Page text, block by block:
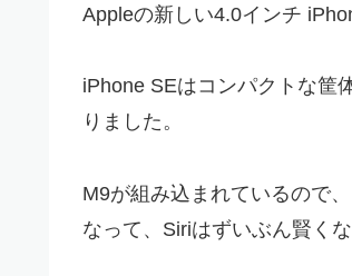
Appleの新しい4.0インチ
iPhone SEはコンパクトな筐
りました。
M9が組み込まれているので
なって、Siriはずいぶん賢く